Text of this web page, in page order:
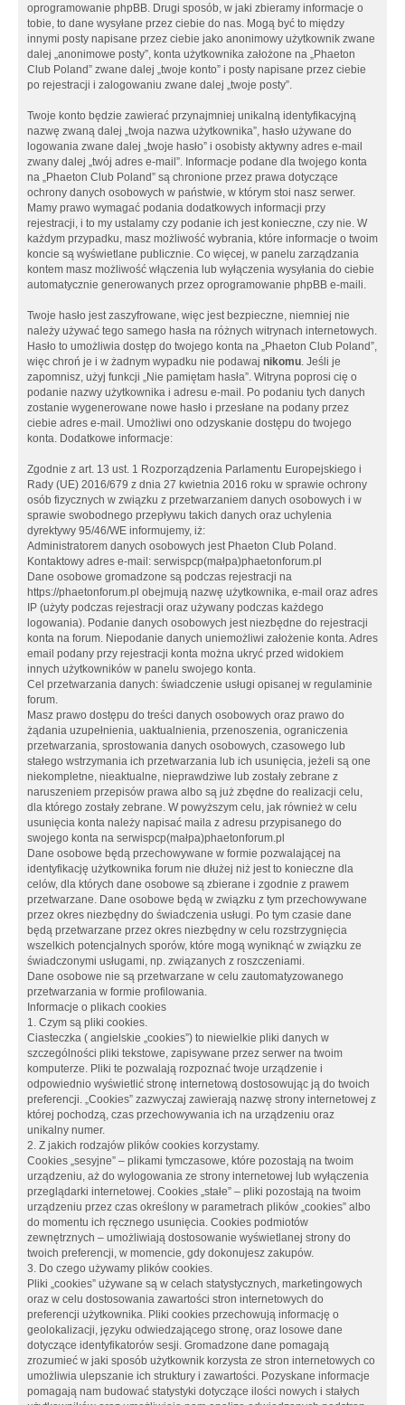
oprogramowanie phpBB. Drugi sposób, w jaki zbieramy informacje o
tobie, to dane wysyłane przez ciebie do nas. Mogą być to między
innymi posty napisane przez ciebie jako anonimowy użytkownik zwane
dalej „anonimowe posty”, konta użytkownika założone na „Phaeton
Club Poland” zwane dalej „twoje konto” i posty napisane przez ciebie
po rejestracji i zalogowaniu zwane dalej „twoje posty”.
Twoje konto będzie zawierać przynajmniej unikalną identyfikacyjną
nazwę zwaną dalej „twoja nazwa użytkownika”, hasło używane do
logowania zwane dalej „twoje hasło” i osobisty aktywny adres e-mail
zwany dalej „twój adres e-mail”. Informacje podane dla twojego konta
na „Phaeton Club Poland” są chronione przez prawa dotyczące
ochrony danych osobowych w państwie, w którym stoi nasz serwer.
Mamy prawo wymagać podania dodatkowych informacji przy
rejestracji, i to my ustalamy czy podanie ich jest konieczne, czy nie. W
każdym przypadku, masz możliwość wybrania, które informacje o twoim
koncie są wyświetlane publicznie. Co więcej, w panelu zarządzania
kontem masz możliwość włączenia lub wyłączenia wysyłania do ciebie
automatycznie generowanych przez oprogramowanie phpBB e-maili.
Twoje hasło jest zaszyfrowane, więc jest bezpieczne, niemniej nie
należy używać tego samego hasła na różnych witrynach internetowych.
Hasło to umożliwia dostęp do twojego konta na „Phaeton Club Poland”,
więc chroń je i w żadnym wypadku nie podawaj nikomu. Jeśli je
zapomnisz, użyj funkcji „Nie pamiętam hasła”. Witryna poprosi cię o
podanie nazwy użytkownika i adresu e-mail. Po podaniu tych danych
zostanie wygenerowane nowe hasło i przesłane na podany przez
ciebie adres e-mail. Umożliwi ono odzyskanie dostępu do twojego
konta. Dodatkowe informacje:
Zgodnie z art. 13 ust. 1 Rozporządzenia Parlamentu Europejskiego i
Rady (UE) 2016/679 z dnia 27 kwietnia 2016 roku w sprawie ochrony
osób fizycznych w związku z przetwarzaniem danych osobowych i w
sprawie swobodnego przepływu takich danych oraz uchylenia
dyrektywy 95/46/WE informujemy, iż:
Administratorem danych osobowych jest Phaeton Club Poland.
Kontaktowy adres e-mail: serwispcp(małpa)phaetonforum.pl
Dane osobowe gromadzone są podczas rejestracji na
https://phaetonforum.pl obejmują nazwę użytkownika, e-mail oraz adres
IP (użyty podczas rejestracji oraz używany podczas każdego
logowania). Podanie danych osobowych jest niezbędne do rejestracji
konta na forum. Niepodanie danych uniemożliwi założenie konta. Adres
email podany przy rejestracji konta można ukryć przed widokiem
innych użytkowników w panelu swojego konta.
Cel przetwarzania danych: świadczenie usługi opisanej w regulaminie
forum.
Masz prawo dostępu do treści danych osobowych oraz prawo do
żądania uzupełnienia, uaktualnienia, przenoszenia, ograniczenia
przetwarzania, sprostowania danych osobowych, czasowego lub
stałego wstrzymania ich przetwarzania lub ich usunięcia, jeżeli są one
niekompletne, nieaktualne, nieprawdziwe lub zostały zebrane z
naruszeniem przepisów prawa albo są już zbędne do realizacji celu,
dla którego zostały zebrane. W powyższym celu, jak również w celu
usunięcia konta należy napisać maila z adresu przypisanego do
swojego konta na serwispcp(małpa)phaetonforum.pl
Dane osobowe będą przechowywane w formie pozwalającej na
identyfikację użytkownika forum nie dłużej niż jest to konieczne dla
celów, dla których dane osobowe są zbierane i zgodnie z prawem
przetwarzane. Dane osobowe będą w związku z tym przechowywane
przez okres niezbędny do świadczenia usługi. Po tym czasie dane
będą przetwarzane przez okres niezbędny w celu rozstrzygnięcia
wszelkich potencjalnych sporów, które mogą wyniknąć w związku ze
świadczonymi usługami, np. związanych z roszczeniami.
Dane osobowe nie są przetwarzane w celu zautomatyzowanego
przetwarzania w formie profilowania.
Informacje o plikach cookies
1. Czym są pliki cookies.
Ciasteczka ( angielskie „cookies”) to niewielkie pliki danych w
szczególności pliki tekstowe, zapisywane przez serwer na twoim
komputerze. Pliki te pozwalają rozpoznać twoje urządzenie i
odpowiednio wyświetlić stronę internetową dostosowując ją do twoich
preferencji. „Cookies” zazwyczaj zawierają nazwę strony internetowej z
której pochodzą, czas przechowywania ich na urządzeniu oraz
unikalny numer.
2. Z jakich rodzajów plików cookies korzystamy.
Cookies „sesyjne” – plikami tymczasowe, które pozostają na twoim
urządzeniu, aż do wylogowania ze strony internetowej lub wyłączenia
przeglądarki internetowej. Cookies „stałe” – pliki pozostają na twoim
urządzeniu przez czas określony w parametrach plików „cookies” albo
do momentu ich ręcznego usunięcia. Cookies podmiotów
zewnętrznych – umożliwiają dostosowanie wyświetlanej strony do
twoich preferencji, w momencie, gdy dokonujesz zakupów.
3. Do czego używamy plików cookies.
Pliki „cookies” używane są w celach statystycznych, marketingowych
oraz w celu dostosowania zawartości stron internetowych do
preferencji użytkownika. Pliki cookies przechowują informację o
geolokalizacji, języku odwiedzającego stronę, oraz losowe dane
dotyczące identyfikatorów sesji. Gromadzone dane pomagają
zrozumieć w jaki sposób użytkownik korzysta ze stron internetowych co
umożliwia ulepszanie ich struktury i zawartości. Pozyskane informacje
pomagają nam budować statystyki dotyczące ilości nowych i stałych